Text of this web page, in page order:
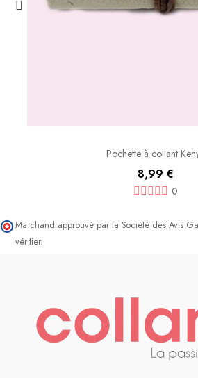
Pochette à collant
8,99 €
0
Marchand approuvé par la Société des Avis
vérifier.